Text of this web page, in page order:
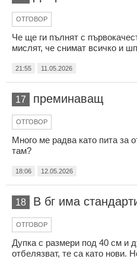
ОТГОВОР
Че ще ги пълнят с
мислят, че снимат всичко и
21:55 11.05.2026
17 преминаващ
ОТГОВОР
Много ме радва като пита за
там?
18:06 12.05.2026
18 В бг има
ОТГОВОР
Дупка с размери под 40 см и
отбелязват, те са като нови.